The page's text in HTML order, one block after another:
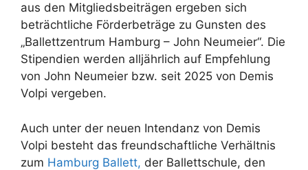
aus den Mitgliedsbeiträgen ergeben sich
beträchtliche Förderbeträge zu Gunsten des
„Ballettzentrum Hamburg – John Neumeier“. Die
Stipendien werden alljährlich auf Empfehlung
von John Neumeier bzw. seit 2025 von Demis
Volpi vergeben.
Auch unter der neuen Intendanz von Demis
Volpi besteht das freundschaftliche Verhältnis
zum Hamburg Ballett, der Ballettschule, den